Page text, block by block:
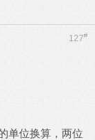
127#
单位换算，两位